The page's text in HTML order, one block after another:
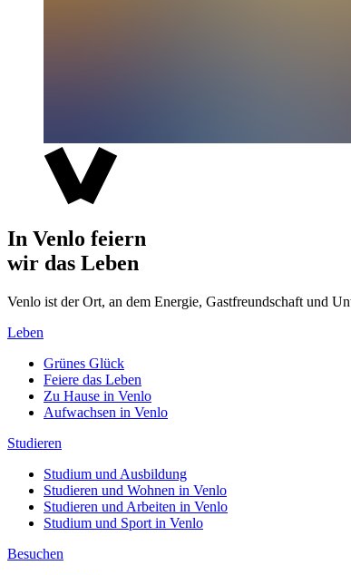
In Venlo feiern
wir das Leben
Venlo ist der Ort, an dem Energie, Gastfreundschaft und
Leben
Grünes Glück
Feiere das Leben
Zu Hause in Venlo
Aufwachsen in Venlo
Studieren
Studium und Ausbildung
Studieren und Wohnen in Venlo
Studieren und Arbeiten in Venlo
Studium und Sport in Venlo
Besuchen